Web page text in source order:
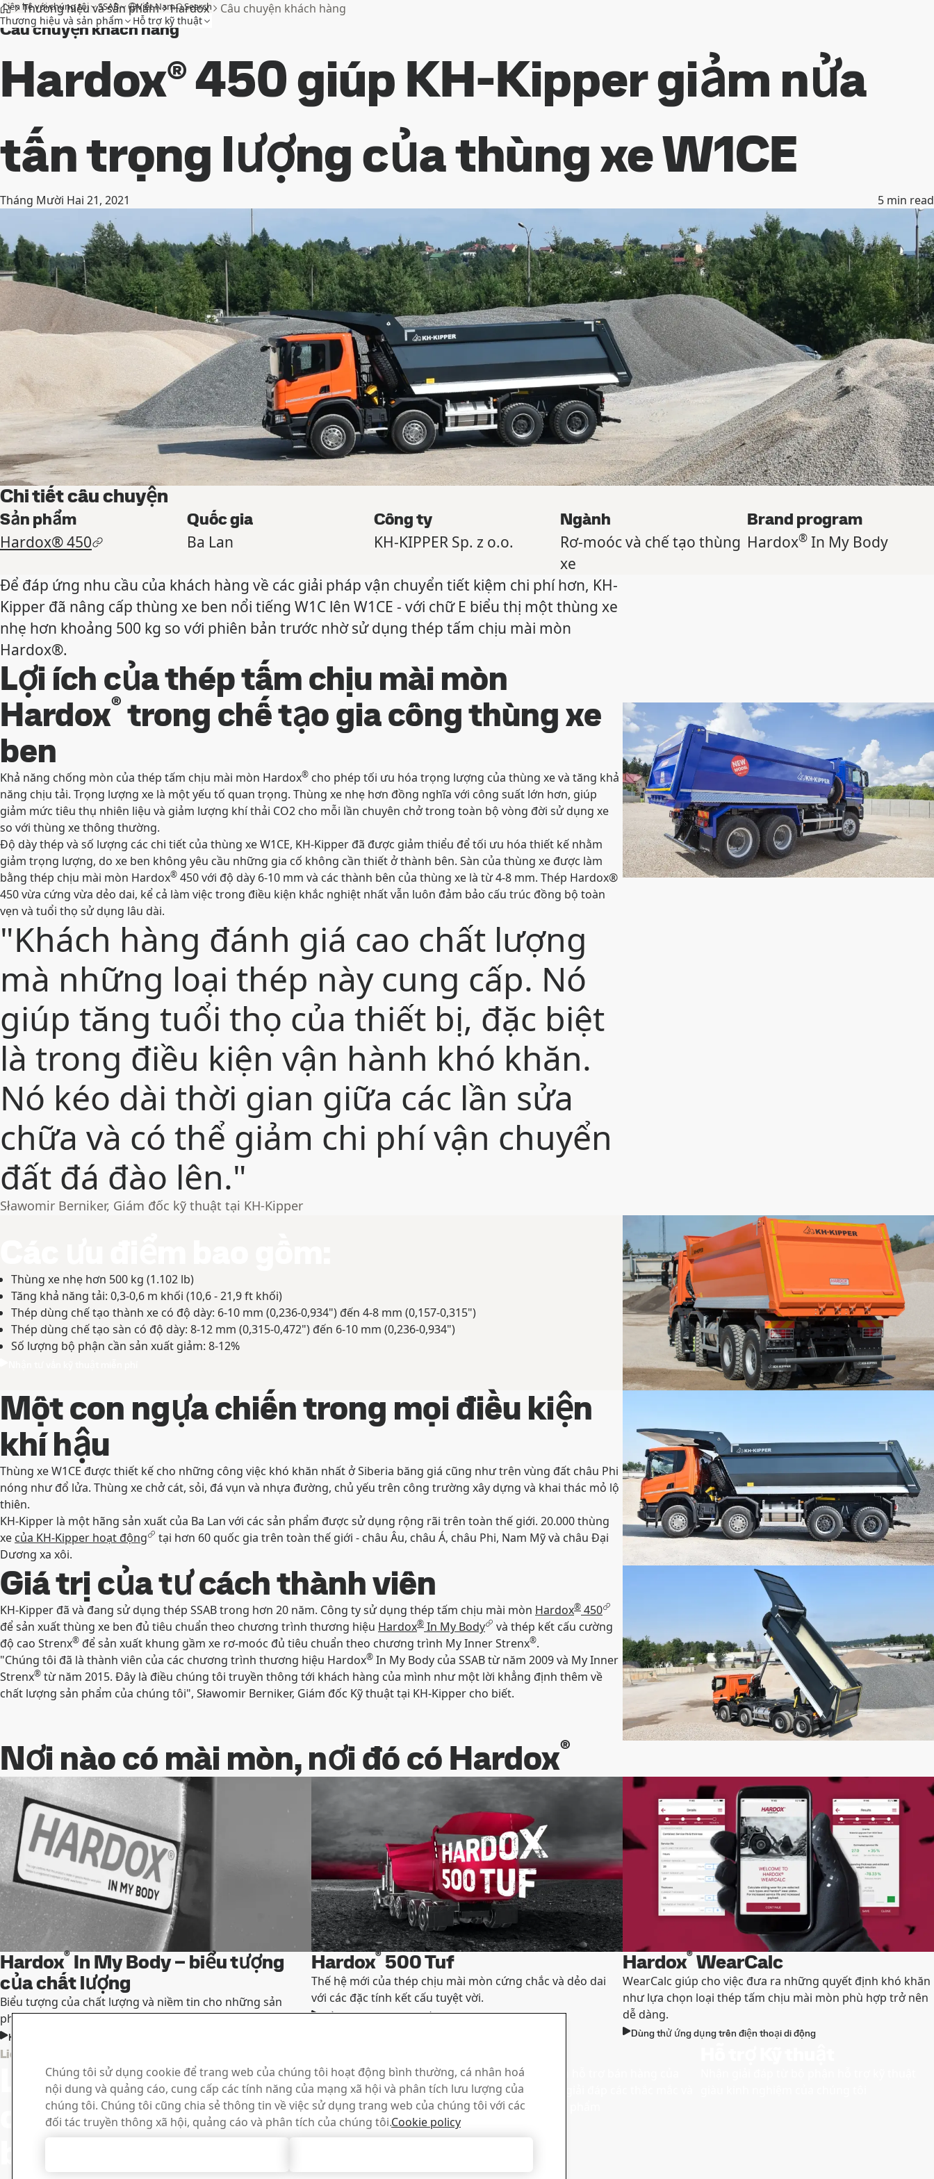
Liên hệ với chúng tôi SSAB Việt Nam Search
Thương hiệu và sản phẩm Hỗ trợ kỹ thuật
Thương hiệu và sản phẩm Hardox Câu chuyện khách hàng
Câu chuyện khách hàng
Hardox® 450 giúp KH-Kipper giảm nửa
tấn trọng lượng của thùng xe W1CE
Tháng Mười Hai 21, 2021 5 min read
Chi tiết câu chuyện
Sản phẩm
Hardox® 450
Quốc gia
Ba Lan
Công ty
KH-KIPPER Sp. z o.o.
Ngành
Rơ-moóc và chế tạo thùng
xe
Brand program
Hardox® In My Body
Để đáp ứng nhu cầu của khách hàng về các giải pháp vận chuyển tiết kiệm chi phí hơn, KH-
Kipper đã nâng cấp thùng xe ben nổi tiếng W1C lên W1CE - với chữ E biểu thị một thùng xe
nhẹ hơn khoảng 500 kg so với phiên bản trước nhờ sử dụng thép tấm chịu mài mòn
Hardox®.
Lợi ích của thép tấm chịu mài mòn
Hardox®trong chế tạo gia công thùng xe
ben
Khả năng chống mòn của thép tấm chịu mài mòn Hardox® cho phép tối ưu hóa trọng lượng của thùng xe và tăng khả
năng chịu tải. Trọng lượng xe là một yếu tố quan trọng. Thùng xe nhẹ hơn đồng nghĩa với công suất lớn hơn, giúp
giảm mức tiêu thụ nhiên liệu và giảm lượng khí thải CO2 cho mỗi lần chuyên chở trong toàn bộ vòng đời sử dụng xe
so với thùng xe thông thường.
Độ dày thép và số lượng các chi tiết của thùng xe W1CE, KH-Kipper đã được giảm thiểu để tối ưu hóa thiết kế nhằm
giảm trọng lượng, do xe ben không yêu cầu những gia cố không cần thiết ở thành bên. Sàn của thùng xe được làm
bằng thép chịu mài mòn Hardox® 450 với độ dày 6-10 mm và các thành bên của thùng xe là từ 4-8 mm. Thép Hardox®
450 vừa cứng vừa dẻo dai, kể cả làm việc trong điều kiện khắc nghiệt nhất vẫn luôn đảm bảo cấu trúc đồng bộ toàn
vẹn và tuổi thọ sử dụng lâu dài.
"Khách hàng đánh giá cao chất lượng
mà những loại thép này cung cấp. Nó
giúp tăng tuổi thọ của thiết bị, đặc biệt
là trong điều kiện vận hành khó khăn.
Nó kéo dài thời gian giữa các lần sửa
chữa và có thể giảm chi phí vận chuyển
đất đá đào lên."
Sławomir Berniker, Giám đốc kỹ thuật tại KH-Kipper
Thùng xe nhẹ hơn 500 kg (1.102 lb)
Tăng khả năng tải: 0,3-0,6 m khối (10,6 - 21,9 ft khối)
Thép dùng chế tạo thành xe có độ dày: 6-10 mm (0,236-0,934") đến 4-8 mm (0,157-0,315")
Thép dùng chế tạo sàn có độ dày: 8-12 mm (0,315-0,472") đến 6-10 mm (0,236-0,934")
Số lượng bộ phận cần sản xuất giảm: 8-12%
Một con ngựa chiến trong mọi điều kiện
khí hậu
Thùng xe W1CE được thiết kế cho những công việc khó khăn nhất ở Siberia băng giá cũng như trên vùng đất châu Phi
nóng như đổ lửa. Thùng xe chở cát, sỏi, đá vụn và nhựa đường, chủ yếu trên công trường xây dựng và khai thác mỏ lộ
thiên.
KH-Kipper là một hãng sản xuất của Ba Lan với các sản phẩm được sử dụng rộng rãi trên toàn thế giới. 20.000 thùng
xe của KH-Kipper hoạt động
tại hơn 60 quốc gia trên toàn thế giới - châu Âu, châu Á, châu Phi, Nam Mỹ và châu Đại
Dương xa xôi.
Giá trị của tư cách thành viên
KH-Kipper đã và đang sử dụng thép SSAB trong hơn 20 năm. Công ty sử dụng thép tấm chịu mài mòn Hardox® 450
để sản xuất thùng xe ben đủ tiêu chuẩn theo chương trình thương hiệu Hardox® In My Body
và thép kết cấu cường
độ cao Strenx® để sản xuất khung gầm xe rơ-moóc đủ tiêu chuẩn theo chương trình My Inner Strenx®.
"Chúng tôi đã là thành viên của các chương trình thương hiệu Hardox® In My Body của SSAB từ năm 2009 và My Inner
Strenx® từ năm 2015. Đây là điều chúng tôi truyền thông tới khách hàng của mình như một lời khẳng định thêm về
chất lượng sản phẩm của chúng tôi", Sławomir Berniker, Giám đốc Kỹ thuật tại KH-Kipper cho biết.
Nơi nào có mài mòn, nơi đó có Hardox®
Hardox® In My Body – biểu tượng
của chất lượng
Biểu tượng của chất lượng và niềm tin cho những sản
phẩm tốt nhất trên thị trường.
Khám phá tất cả các lợi ích
Hardox®500 Tuf
Thế hệ mới của thép chịu mài mòn cứng chắc và dẻo dai
với các đặc tính kết cấu tuyệt vời.
Kiểm tra các loại kích thước
Hardox®WearCalc
WearCalc giúp cho việc đưa ra những quyết định khó khăn
như lựa chọn loại thép tấm chịu mài mòn phù hợp trở nên
dễ dàng.
Dùng thử ứng dụng trên điện thoại di động
Liên hệ với Hardox
Liên hệ với
chúng tôi nếu
Tìm kiếm và tải xuống tài liệu quảng cáo,
chứng chỉ và các tài liệu khác của SSAB.
Liên hệ với bộ phận hỗ trợ bán hàng của
chúng tôi để được giải đáp các thắc mắc và
nhận thông tin sản phẩm
Chúng tôi sử dụng cookie để trang web của chúng tôi hoạt động bình thường, cá nhân hoá
nội dung và quảng cáo, cung cấp các tính năng của mạng xã hội và phân tích lưu lượng của
chúng tôi. Chúng tôi cũng chia sẻ thông tin về việc sử dụng trang web của chúng tôi với các
đối tác truyền thông xã hội, quảng cáo và phân tích của chúng tôi.Cookie policy